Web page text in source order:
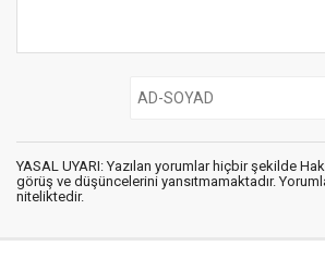
YASAL UYARI: Yazılan yorumlar hiçbir şekilde
görüş ve düşüncelerini yansıtmamaktadır.
niteliktedir.